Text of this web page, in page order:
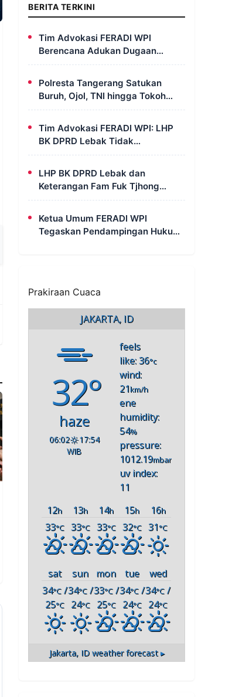
BERITA TERKINI
Tim Advokasi FERADI WPI
Berencana Adukan Dugaan
Penculikan dan Pengeroyokan
RI, LPSK, dan Kompolnas
Polresta Tangerang Satukan
Buruh, Ojol, TNI hingga Tokoh
Agama dalam Sabuk Kamtibmas
Tim Advokasi FERADI WPI: LHP
BK DPRD Lebak Tidak
Menghentikan Penyidikan
Pak Uun
LHP BK DPRD Lebak dan
Keterangan Fam Fuk Tjhong
Berbeda pada Sejumlah Poin,
Pembuktian Masih Berlangsung
di Polda Banten
Ketua Umum FERADI WPI
Tegaskan Pendampingan Hukum
Prakiraan Cuaca
JAKARTA, ID
32°
haze
06:02
17:54
WIB
feels
like: 36°c
wind:
21km/h
ene
humidity:
54%
pressure:
1012.19mbar
uv index:
11
12h 13h 14h 15h 16h
33°C 33°C 33°C 32°C 31°C
sat sun mon tue
wed
34°C/
25°C
34°C/
24°C
33°C/
25°C
34°C/
24°C
34°C /
24°C
Jakarta, IDweather forecast ▸